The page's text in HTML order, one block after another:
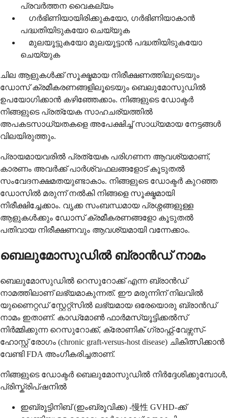
പ്രവർത്തന വൈകല്യം
ഗർഭിണിയായിരിക്കുകയോ, ഗർഭിണിയാകാൻ
പദ്ധതിയിടുകയോ ചെയ്യുക
മുലയൂട്ടുകയോ മുലയൂട്ടാൻ പദ്ധതിയിടുകയോ
ചെയ്യുക
ചില ആളുകൾക്ക് സൂക്ഷ്മമായ നിരീക്ഷണത്തിലൂടെയും
ഡോസ് ക്രമീകരണങ്ങളിലൂടെയും ബെലുമോസുഡിൽ
ഉപയോഗിക്കാൻ കഴിഞ്ഞേക്കാം. നിങ്ങളുടെ ഡോക്ടർ
നിങ്ങളുടെ പ്രത്യേക സാഹചര്യത്തിൽ
അപകടസാധ്യതകളെ അപേക്ഷിച്ച് സാധ്യമായ നേട്ടങ്ങൾ
വിലയിരുത്തും.
പ്രായമായവരിൽ പ്രത്യേക പരിഗണന ആവശ്യമാണ്,
കാരണം അവർക്ക് പാർശ്വഫലങ്ങളോട് കൂടുതൽ
സംവേദനക്ഷമതയുണ്ടാകാം. നിങ്ങളുടെ ഡോക്ടർ കുറഞ്ഞ
ഡോസിൽ മരുന്ന് നൽകി നിങ്ങളെ സൂക്ഷ്മമായി
നിരീക്ഷിച്ചേക്കാം. വൃക്ക സംബന്ധമായ പ്രശ്നങ്ങളുള്ള
ആളുകൾക്കും ഡോസ് ക്രമീകരണങ്ങളോ കൂടുതൽ
പതിവായ നിരീക്ഷണവും ആവശ്യമായി വന്നേക്കാം.
ബെലുമോസുഡിൽ ബ്രാൻഡ് നാമം
ബെലുമോസുഡിൽ റെസുറോക്ക് എന്ന ബ്രാൻഡ്
നാമത്തിലാണ് ലഭ്യമാകുന്നത്. ഈ മരുന്നിന് നിലവിൽ
യുണൈറ്റഡ് സ്റ്റേറ്റ്സിൽ ലഭ്യമായ ഒരേയൊരു ബ്രാൻഡ്
നാമം ഇതാണ്. കാഡ്‌മോൺ ഫാർമസ്യൂട്ടിക്കൽസ്
നിർമ്മിക്കുന്ന റെസുറോക്ക്, ക്രോണിക് ഗ്രാഫ്റ്റ്-വേഴ്സസ്-
ഹോസ്റ്റ് രോഗം (chronic graft-versus-host disease) ചികിത്സിക്കാൻ
വേണ്ടി FDA അംഗീകരിച്ചതാണ്.
നിങ്ങളുടെ ഡോക്ടർ ബെലുമോസുഡിൽ നിർദ്ദേശിക്കുമ്പോൾ,
പ്രിസ്ക്രിപ്ഷനിൽ
ഇബ്രൂട്ടിനിബ് (ഇംബ്രൂവിക്ക) -慢性 GVHD-ക്ക്